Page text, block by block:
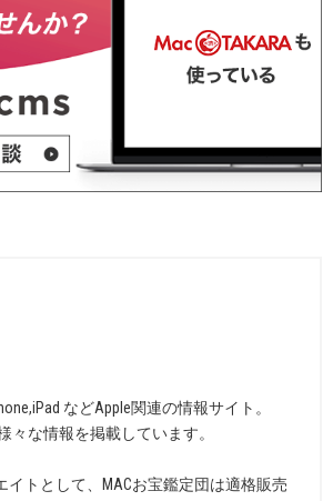
などApple関連の情報サイト。
々な情報を掲載しています。
イトとして、MACお宝鑑定団は適格販売